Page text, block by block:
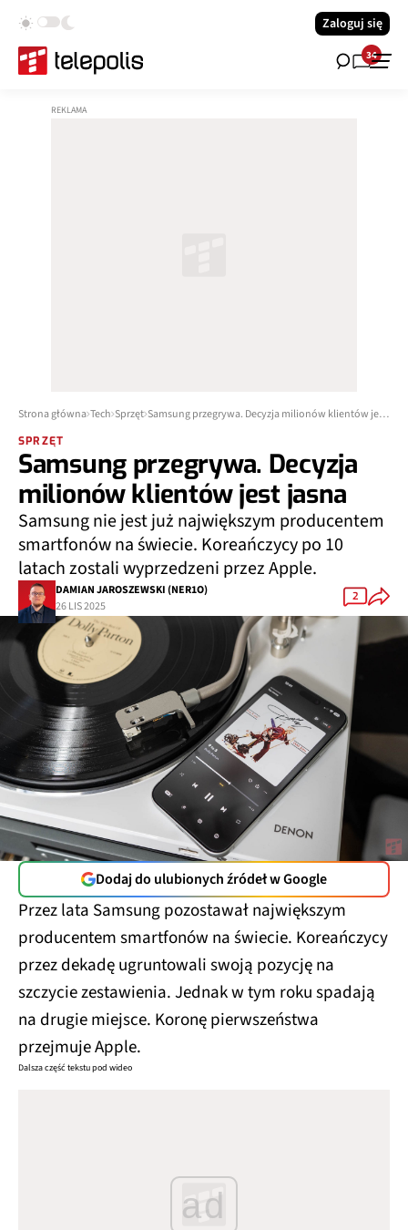
Zaloguj się
34
Strona główna Tech Sprzęt Samsung przegrywa. Decyzja milionów klientów jest jasna
SPRZĘT
Samsung przegrywa. Decyzja
milionów klientów jest jasna
Samsung nie jest już największym producentem
smartfonów na świecie. Koreańczycy po 10
latach zostali wyprzedzeni przez Apple.
DAMIAN JAROSZEWSKI (NER1O)
26 LIS 2025
2
Dodaj do ulubionych źródeł w Google
Przez lata Samsung pozostawał największym
producentem smartfonów na świecie. Koreańczycy
przez dekadę ugruntowali swoją pozycję na
szczycie zestawienia. Jednak w tym roku spadają
na drugie miejsce. Koronę pierwszeństwa
przejmuje Apple.
Dalsza część tekstu pod wideo
ad